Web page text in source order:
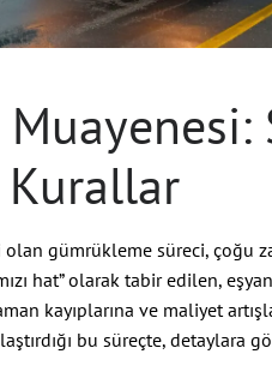
Kurallar
gümrükleme süreci, çoğu
hat” olarak tabir edilen,
kayıplarına ve maliyet
bu süreçte, detaylara